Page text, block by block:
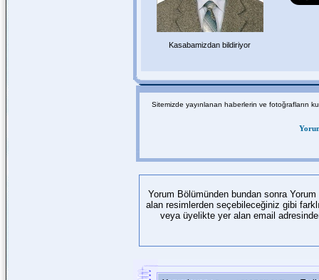
Kasabamizdan bildiriyor
Sitemizde yayınlanan haberlerin ve fotoğrafların
Yorum Bölümünden bundan sonra
alan resimlerden seçebileceğiniz gibi
veya üyelikte yer alan email